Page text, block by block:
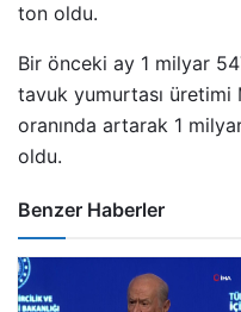
ton oldu.
Bir önceki ay 1 milyar
tavuk yumurtası üretimi
oranında artarak 1
oldu.
Benzer Haberler